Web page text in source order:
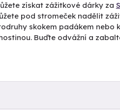
získat zážitkové dárky za
pod stromeček nadělit
skokem padákem nebo
Buďte odvážní a